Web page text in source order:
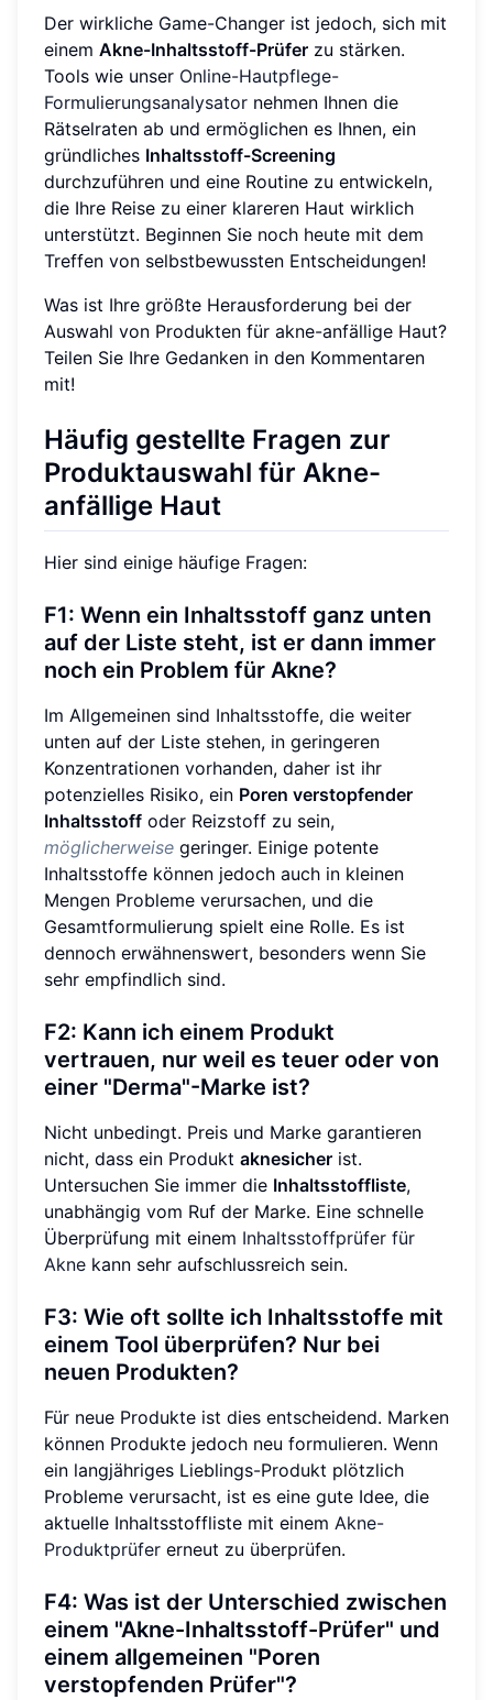
Der wirkliche Game-Changer ist jedoch, sich mit
einem Akne-Inhaltsstoff-Prüfer zu stärken.
Tools wie unser Online-Hautpflege-
Formulierungsanalysator nehmen Ihnen die
Rätselraten ab und ermöglichen es Ihnen, ein
gründliches Inhaltsstoff-Screening
durchzuführen und eine Routine zu entwickeln,
die Ihre Reise zu einer klareren Haut wirklich
unterstützt. Beginnen Sie noch heute mit dem
Treffen von selbstbewussten Entscheidungen!
Was ist Ihre größte Herausforderung bei der
Auswahl von Produkten für akne-anfällige Haut?
Teilen Sie Ihre Gedanken in den Kommentaren
mit!
Häufig gestellte Fragen zur
Produktauswahl für Akne-
anfällige Haut
Hier sind einige häufige Fragen:
F1: Wenn ein Inhaltsstoff ganz unten
auf der Liste steht, ist er dann immer
noch ein Problem für Akne?
Im Allgemeinen sind Inhaltsstoffe, die weiter
unten auf der Liste stehen, in geringeren
Konzentrationen vorhanden, daher ist ihr
potenzielles Risiko, ein Poren verstopfender
Inhaltsstoff oder Reizstoff zu sein,
möglicherweise geringer. Einige potente
Inhaltsstoffe können jedoch auch in kleinen
Mengen Probleme verursachen, und die
Gesamtformulierung spielt eine Rolle. Es ist
dennoch erwähnenswert, besonders wenn Sie
sehr empfindlich sind.
F2: Kann ich einem Produkt
vertrauen, nur weil es teuer oder von
einer "Derma"-Marke ist?
Nicht unbedingt. Preis und Marke garantieren
nicht, dass ein Produkt aknesicher ist.
Untersuchen Sie immer die Inhaltsstoffliste,
unabhängig vom Ruf der Marke. Eine schnelle
Überprüfung mit einem Inhaltsstoffprüfer für
Akne kann sehr aufschlussreich sein.
F3: Wie oft sollte ich Inhaltsstoffe mit
einem Tool überprüfen? Nur bei
neuen Produkten?
Für neue Produkte ist dies entscheidend. Marken
können Produkte jedoch neu formulieren. Wenn
ein langjähriges Lieblings-Produkt plötzlich
Probleme verursacht, ist es eine gute Idee, die
aktuelle Inhaltsstoffliste mit einem Akne-
Produktprüfer erneut zu überprüfen.
F4: Was ist der Unterschied zwischen
einem "Akne-Inhaltsstoff-Prüfer" und
einem allgemeinen "Poren
verstopfenden Prüfer"?